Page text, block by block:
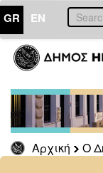
GR EN
Αρχική Ο
ΔΗΜΟΣ
Δελτία
Τύπου
Αρχείο